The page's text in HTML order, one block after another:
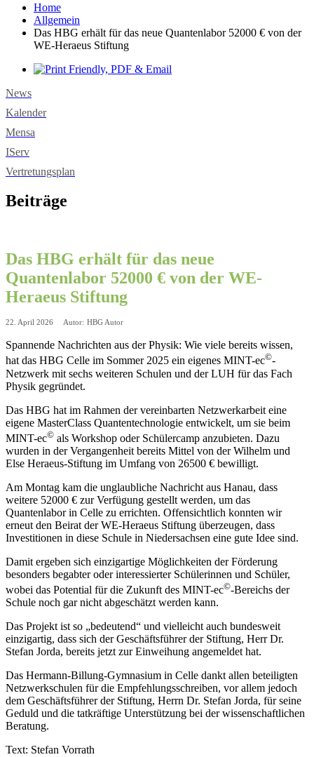
Home
Allgemein
Das HBG erhält für das neue Quantenlabor 52000 € von der
WE-Heraeus Stiftung
News
Kalender
Mensa
IServ
Vertretungsplan
Beiträge
Das HBG erhält für das neue
Quantenlabor 52000 € von der WE-
Heraeus Stiftung
22. April 2026 Autor: HBG Autor
Spannende Nachrichten aus der Physik: Wie viele bereits wissen,
hat das HBG Celle im Sommer 2025 ein eigenes MINT-ec©-
Netzwerk mit sechs weiteren Schulen und der LUH für das Fach
Physik gegründet.
Das HBG hat im Rahmen der vereinbarten Netzwerkarbeit eine
eigene MasterClass Quantentechnologie entwickelt, um sie beim
MINT-ec© als Workshop oder Schülercamp anzubieten. Dazu
wurden in der Vergangenheit bereits Mittel von der Wilhelm und
Else Heraeus-Stiftung im Umfang von 26500 € bewilligt.
Am Montag kam die unglaubliche Nachricht aus Hanau, dass
weitere 52000 € zur Verfügung gestellt werden, um das
Quantenlabor in Celle zu errichten. Offensichtlich konnten wir
erneut den Beirat der WE-Heraeus Stiftung überzeugen, dass
Investitionen in diese Schule in Niedersachsen eine gute Idee sind.
Damit ergeben sich einzigartige Möglichkeiten der Förderung
besonders begabter oder interessierter Schülerinnen und Schüler,
wobei das Potential für die Zukunft des MINT-ec©-Bereichs der
Schule noch gar nicht abgeschätzt werden kann.
Das Projekt ist so „bedeutend“ und vielleicht auch bundesweit
einzigartig, dass sich der Geschäftsführer der Stiftung, Herr Dr.
Stefan Jorda, bereits jetzt zur Einweihung angemeldet hat.
Das Hermann-Billung-Gymnasium in Celle dankt allen beteiligten
Netzwerkschulen für die Empfehlungsschreiben, vor allem jedoch
dem Geschäftsführer der Stiftung, Herrn Dr. Stefan Jorda, für seine
Geduld und die tatkräftige Unterstützung bei der wissenschaftlichen
Beratung.
Text: Stefan Vorrath